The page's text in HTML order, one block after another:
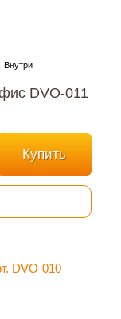
DVO-011
Купить